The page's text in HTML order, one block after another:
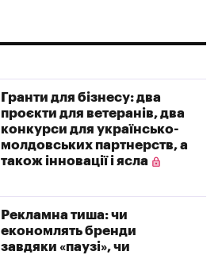
Гранти для бізнесу: два
проєкти для ветеранів, два
конкурси для українсько-
молдовських партнерств, а
також інновації і ясла
Рекламна тиша: чи
економлять бренди
завдяки «паузі», чи